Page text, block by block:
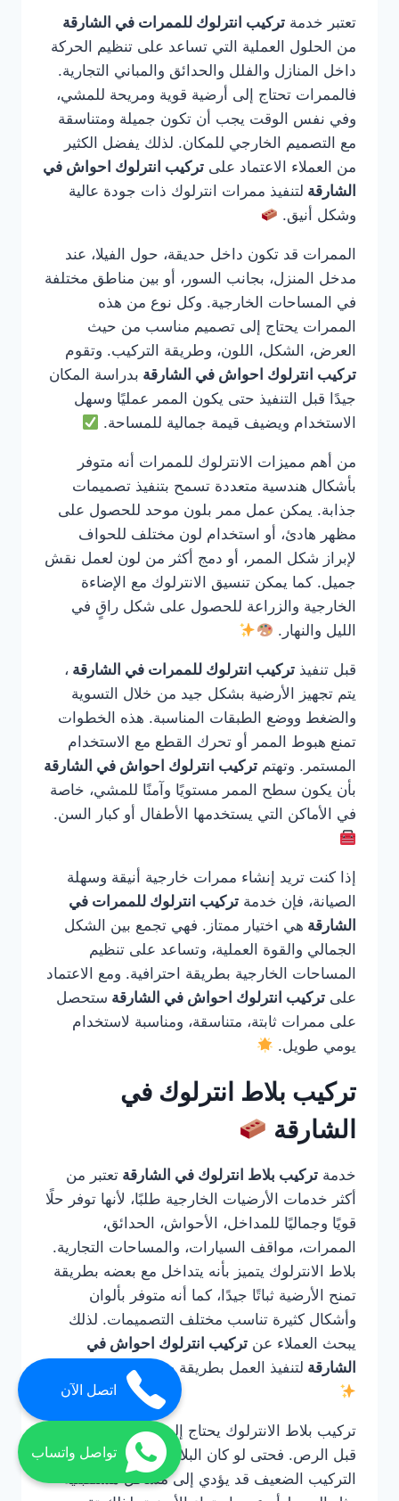
تعتبر خدمة تركيب انترلوك للممرات في الشارقة
من الحلول العملية التي تساعد على تنظيم الحركة
داخل المنازل والفلل والحدائق والمباني التجارية.
فالممرات تحتاج إلى أرضية قوية ومريحة للمشي،
وفي نفس الوقت يجب أن تكون جميلة ومتناسقة
مع التصميم الخارجي للمكان. لذلك يفضل الكثير
من العملاء الاعتماد على تركيب انترلوك احواش في
الشارقة لتنفيذ ممرات انترلوك ذات جودة عالية
وشكل أنيق.
الممرات قد تكون داخل حديقة، حول الفيلا، عند
مدخل المنزل، بجانب السور، أو بين مناطق مختلفة
في المساحات الخارجية. وكل نوع من هذه
الممرات يحتاج إلى تصميم مناسب من حيث
العرض، الشكل، اللون، وطريقة التركيب. وتقوم
تركيب انترلوك احواش في الشارقة بدراسة المكان
جيدًا قبل التنفيذ حتى يكون الممر عمليًا وسهل
الاستخدام ويضيف قيمة جمالية للمساحة.
من أهم مميزات الانترلوك للممرات أنه متوفر
بأشكال هندسية متعددة تسمح بتنفيذ تصميمات
جذابة. يمكن عمل ممر بلون موحد للحصول على
مظهر هادئ، أو استخدام لون مختلف للحواف
لإبراز شكل الممر، أو دمج أكثر من لون لعمل نقش
جميل. كما يمكن تنسيق الانترلوك مع الإضاءة
الخارجية والزراعة للحصول على شكل راقٍ في
الليل والنهار.
قبل تنفيذ تركيب انترلوك للممرات في الشارقة ،
يتم تجهيز الأرضية بشكل جيد من خلال التسوية
والضغط ووضع الطبقات المناسبة. هذه الخطوات
تمنع هبوط الممر أو تحرك القطع مع الاستخدام
المستمر. وتهتم تركيب انترلوك احواش في الشارقة
بأن يكون سطح الممر مستويًا وآمنًا للمشي، خاصة
في الأماكن التي يستخدمها الأطفال أو كبار السن.
إذا كنت تريد إنشاء ممرات خارجية أنيقة وسهلة
الصيانة، فإن خدمة تركيب انترلوك للممرات في
الشارقة هي اختيار ممتاز. فهي تجمع بين الشكل
الجمالي والقوة العملية، وتساعد على تنظيم
المساحات الخارجية بطريقة احترافية. ومع الاعتماد
على تركيب انترلوك احواش في الشارقة ستحصل
على ممرات ثابتة، متناسقة، ومناسبة لاستخدام
يومي طويل.
تركيب بلاط انترلوك في
الشارقة
خدمة تركيب بلاط انترلوك في الشارقة تعتبر من
أكثر خدمات الأرضيات الخارجية طلبًا، لأنها توفر حلًا
قويًا وجماليًا للمداخل، الأحواش، الحدائق،
الممرات، مواقف السيارات، والمساحات التجارية.
بلاط الانترلوك يتميز بأنه يتداخل مع بعضه بطريقة
تمنح الأرضية ثباتًا جيدًا، كما أنه متوفر بألوان
وأشكال كثيرة تناسب مختلف التصميمات. لذلك
يبحث العملاء عن تركيب انترلوك احواش في
الشارقة لتنفيذ العمل بطريقة صحيحة واحترافية.
تركيب بلاط الانترلوك يحتاج إلى خبرة في التأسيس
قبل الرص. فحتى لو كان البلاط عالي الجودة، فإن
التركيب الضعيف قد يؤدي إلى مشاكل مستقبلية
اتصل الآن
تواصل واتساب